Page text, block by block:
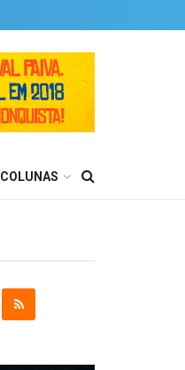
COLUNAS